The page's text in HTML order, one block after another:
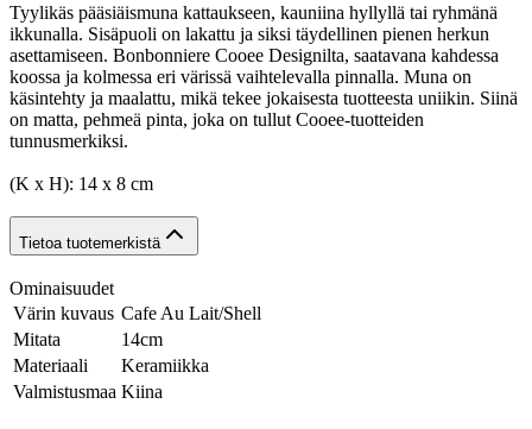
Tyylikäs pääsiäismuna kattaukseen, kauniina hyllyllä tai ryhmänä
ikkunalla. Sisäpuoli on lakattu ja siksi täydellinen pienen herkun
asettamiseen. Bonbonniere Cooee Designilta, saatavana kahdessa
koossa ja kolmessa eri värissä vaihtelevalla pinnalla. Muna on
käsintehty ja maalattu, mikä tekee jokaisesta tuotteesta uniikin. Siinä
on matta, pehmeä pinta, joka on tullut Cooee-tuotteiden
tunnusmerkiksi.
(K x H): 14 x 8 cm
Tietoa tuotemerkistä
Ominaisuudet
Värin kuvaus Cafe Au Lait/Shell
Mitata
14cm
Materiaali
Keramiikka
Valmistusmaa Kiina